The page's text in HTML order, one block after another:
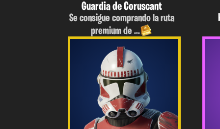
Guardia de Coruscant
Se consigue comprando la ruta
premium de ...